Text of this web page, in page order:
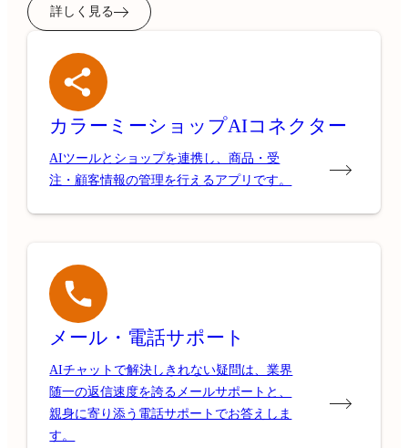
詳しく見る
カラーミーショップAIコネクター
AIツールとショップを連携し、商品・受
注・顧客情報の管理を行えるアプリです。
メール・電話サポート
AIチャットで解決しきれない疑問は、業界
随一の返信速度を誇るメールサポートと、
親身に寄り添う電話サポートでお答えしま
す。